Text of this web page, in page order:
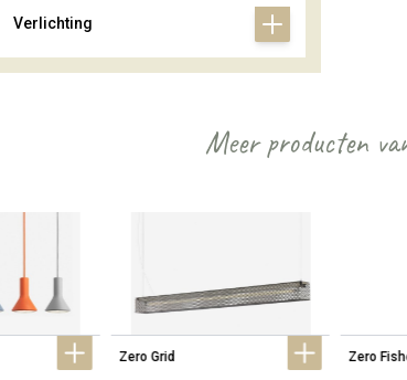
Verlichting
Meer producten
Zero Grid Zero